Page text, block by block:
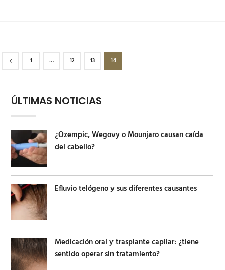
1 … 12 13 14
ÚLTIMAS NOTICIAS
¿Ozempic, Wegovy o Mounjaro causan caída
del cabello?
Efluvio telógeno y sus diferentes causantes
Medicación oral y trasplante capilar: ¿tiene
sentido operar sin tratamiento?